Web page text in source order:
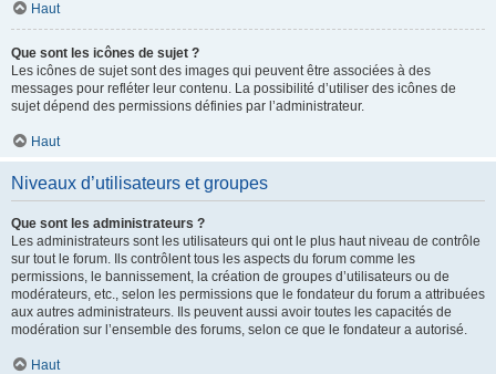
Haut
Que sont les icônes de sujet ?
Les icônes de sujet sont des images qui peuvent être associées à des
messages pour refléter leur contenu. La possibilité d’utiliser des icônes de
sujet dépend des permissions définies par l’administrateur.
Haut
Niveaux d’utilisateurs et groupes
Que sont les administrateurs ?
Les administrateurs sont les utilisateurs qui ont le plus haut niveau de contrôle
sur tout le forum. Ils contrôlent tous les aspects du forum comme les
permissions, le bannissement, la création de groupes d’utilisateurs ou de
modérateurs, etc., selon les permissions que le fondateur du forum a attribuées
aux autres administrateurs. Ils peuvent aussi avoir toutes les capacités de
modération sur l’ensemble des forums, selon ce que le fondateur a autorisé.
Haut